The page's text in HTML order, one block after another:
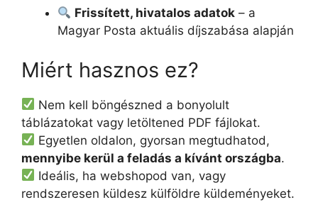
Frissített, hivatalos adatok – a
Magyar Posta aktuális díjszabása alapján
Miért hasznos ez?
Nem kell böngészned a bonyolult
táblázatokat vagy letöltened PDF fájlokat.
Egyetlen oldalon, gyorsan megtudhatod,
mennyibe kerül a feladás a kívánt országba.
Ideális, ha webshopod van, vagy
rendszeresen küldesz külföldre küldeményeket.